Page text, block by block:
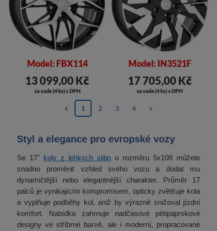
Model: FBX114
13 099,00 Kč
za sada (4 ks) s DPH
Model: IN3521F
17 705,00 Kč
za sada (4 ks) s DPH
1 2 3 4
Styl a elegance pro evropské vozy
Se 17" koly z lehkých slitin o rozměru 5x108 můžete
snadno proměnit vzhled svého vozu a dodat mu
dynamičtější nebo elegantnější charakter. Průměr 17
palců je vynikajícím kompromisem, opticky zvětšuje kola
a vyplňuje podběhy kol, aniž by výrazně snižoval jízdní
komfort. Nabídka zahrnuje nadčasové pětipaprskové
designy ve stříbrné barvě, ale i moderní, propracované